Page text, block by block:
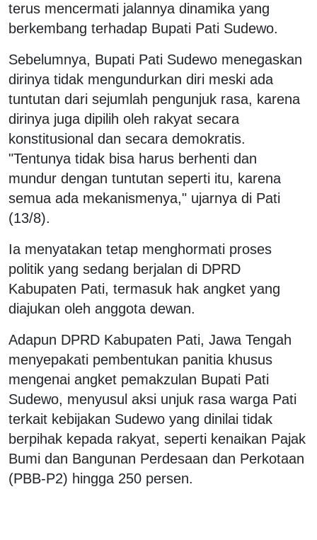
terus mencermati jalannya dinamika yang
berkembang terhadap Bupati Pati Sudewo.
Sebelumnya, Bupati Pati Sudewo menegaskan
dirinya tidak mengundurkan diri meski ada
tuntutan dari sejumlah pengunjuk rasa, karena
dirinya juga dipilih oleh rakyat secara
konstitusional dan secara demokratis.
"Tentunya tidak bisa harus berhenti dan
mundur dengan tuntutan seperti itu, karena
semua ada mekanismenya," ujarnya di Pati
(13/8).
Ia menyatakan tetap menghormati proses
politik yang sedang berjalan di DPRD
Kabupaten Pati, termasuk hak angket yang
diajukan oleh anggota dewan.
Adapun DPRD Kabupaten Pati, Jawa Tengah
menyepakati pembentukan panitia khusus
mengenai angket pemakzulan Bupati Pati
Sudewo, menyusul aksi unjuk rasa warga Pati
terkait kebijakan Sudewo yang dinilai tidak
berpihak kepada rakyat, seperti kenaikan Pajak
Bumi dan Bangunan Perdesaan dan Perkotaan
(PBB-P2) hingga 250 persen.